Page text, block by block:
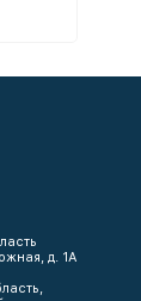
д. 1А